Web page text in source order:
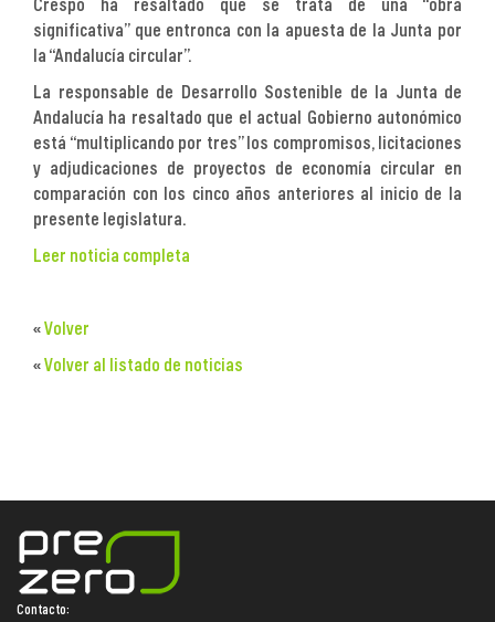
Crespo ha resaltado que se trata de una “obra
significativa” que entronca con la apuesta de la Junta por
la “Andalucía circular”.
La responsable de Desarrollo Sostenible de la Junta de
Andalucía ha resaltado que el actual Gobierno autonómico
está “multiplicando por tres” los compromisos, licitaciones
y adjudicaciones de proyectos de economía circular en
comparación con los cinco años anteriores al inicio de la
presente legislatura.
Leer noticia completa
«Volver
«Volver al listado de noticias
Contacto: